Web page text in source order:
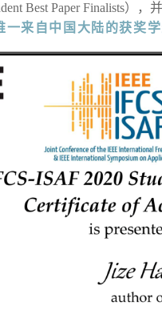
Best Paper Finalists），
一来自中国大陆的获奖